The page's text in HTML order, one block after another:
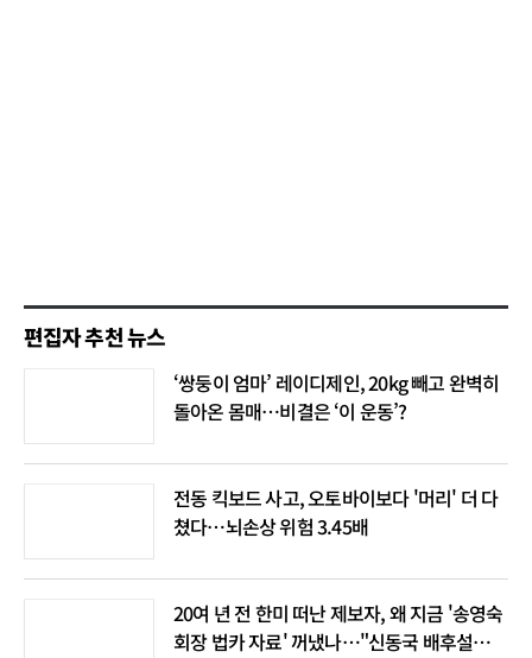
편집자 추천 뉴스
‘쌍둥이 엄마’ 레이디제인, 20kg 빼고 완벽히
돌아온 몸매…비결은 ‘이 운동’?
전동 킥보드 사고, 오토바이보다 '머리' 더 다
쳤다…뇌손상 위험 3.45배
20여 년 전 한미 떠난 제보자, 왜 지금 '송영숙
회장 법카 자료' 꺼냈나…"신동국 배후설은